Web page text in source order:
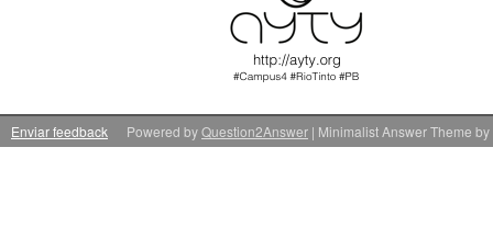
Enviar feedback | Minimalist Answer Theme by
Powered byQuestion2Answer